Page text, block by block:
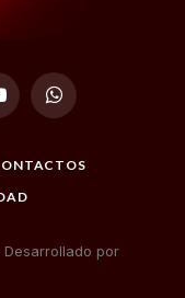
WhatsApp
por